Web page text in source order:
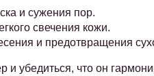
и сужения пор.
свечения кожи.
и предотвращения
и убедиться, что он